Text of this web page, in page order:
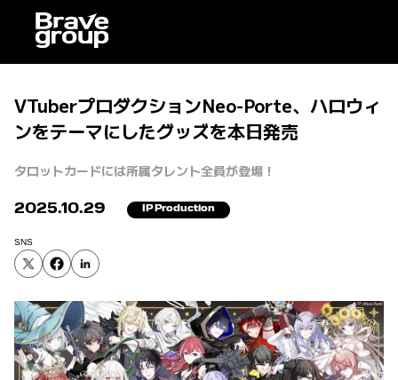
VTuberプロダクションNeo-Porte、ハロウィ
ンをテーマにしたグッズを本日発売
タロットカードには所属タレント全員が登場！
2025.10.29 IP Production
SNS